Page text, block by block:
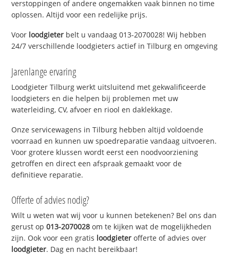
verstoppingen of andere ongemakken vaak binnen no time
oplossen. Altijd voor een redelijke prijs.
Voor loodgieter belt u vandaag 013-2070028! Wij hebben
24/7 verschillende loodgieters actief in Tilburg en omgeving
Jarenlange ervaring
Loodgieter Tilburg werkt uitsluitend met gekwalificeerde
loodgieters en die helpen bij problemen met uw
waterleiding, CV, afvoer en riool en daklekkage.
Onze servicewagens in Tilburg hebben altijd voldoende
voorraad en kunnen uw spoedreparatie vandaag uitvoeren.
Voor grotere klussen wordt eerst een noodvoorziening
getroffen en direct een afspraak gemaakt voor de
definitieve reparatie.
Offerte of advies nodig?
Wilt u weten wat wij voor u kunnen betekenen? Bel ons dan
gerust op013-2070028 om te kijken wat de mogelijkheden
zijn. Ook voor een gratis loodgieter offerte of advies over
loodgieter. Dag en nacht bereikbaar!